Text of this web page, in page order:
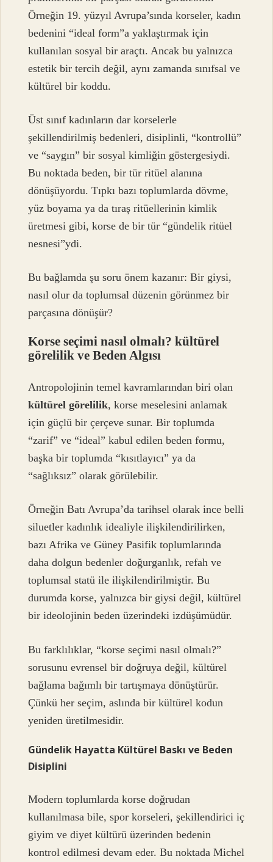
Örneğin 19. yüzyıl Avrupa’sında korseler, kadın
bedenini “ideal form”a yaklaştırmak için
kullanılan sosyal bir araçtı. Ancak bu yalnızca
estetik bir tercih değil, aynı zamanda sınıfsal ve
kültürel bir koddu.
Üst sınıf kadınların dar korselerle
şekillendirilmiş bedenleri, disiplinli, “kontrollü”
ve “saygın” bir sosyal kimliğin göstergesiydi.
Bu noktada beden, bir tür ritüel alanına
dönüşüyordu. Tıpkı bazı toplumlarda dövme,
yüz boyama ya da tıraş ritüellerinin kimlik
üretmesi gibi, korse de bir tür “gündelik ritüel
nesnesi”ydi.
Bu bağlamda şu soru önem kazanır: Bir giysi,
nasıl olur da toplumsal düzenin görünmez bir
parçasına dönüşür?
Korse seçimi nasıl olmalı? kültürel
görelilik ve Beden Algısı
Antropolojinin temel kavramlarından biri olan
kültürel görelilik, korse meselesini anlamak
için güçlü bir çerçeve sunar. Bir toplumda
“zarif” ve “ideal” kabul edilen beden formu,
başka bir toplumda “kısıtlayıcı” ya da
“sağlıksız” olarak görülebilir.
Örneğin Batı Avrupa’da tarihsel olarak ince belli
siluetler kadınlık idealiyle ilişkilendirilirken,
bazı Afrika ve Güney Pasifik toplumlarında
daha dolgun bedenler doğurganlık, refah ve
toplumsal statü ile ilişkilendirilmiştir. Bu
durumda korse, yalnızca bir giysi değil, kültürel
bir ideolojinin beden üzerindeki izdüşümüdür.
Bu farklılıklar, “korse seçimi nasıl olmalı?”
sorusunu evrensel bir doğruya değil, kültürel
bağlama bağımlı bir tartışmaya dönüştürür.
Çünkü her seçim, aslında bir kültürel kodun
yeniden üretilmesidir.
Gündelik Hayatta Kültürel Baskı ve Beden
Disiplini
Modern toplumlarda korse doğrudan
kullanılmasa bile, spor korseleri, şekillendirici iç
giyim ve diyet kültürü üzerinden bedenin
kontrol edilmesi devam eder. Bu noktada Michel